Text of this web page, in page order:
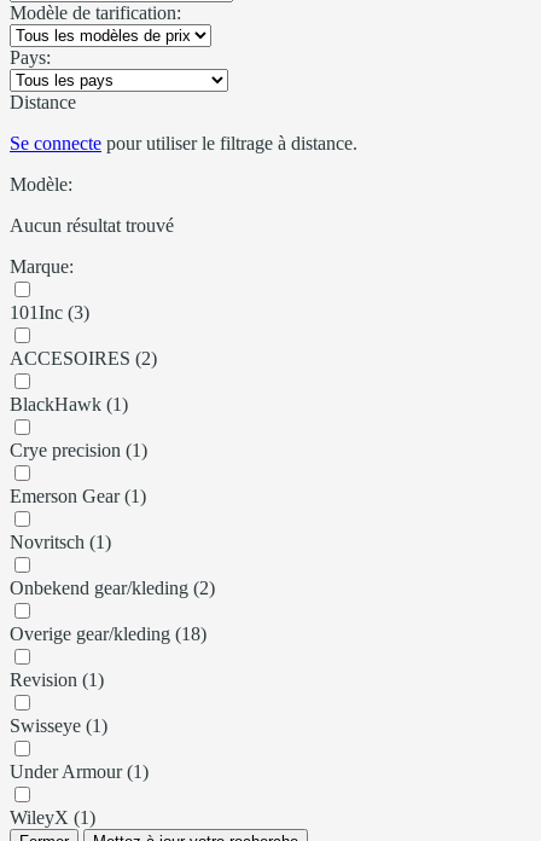
Modèle de tarification:
Pays:
Distance
Se connecte pour utiliser le filtrage à distance.
Modèle:
Aucun résultat trouvé
Marque:
101Inc (3)
ACCESOIRES (2)
BlackHawk (1)
Crye precision (1)
Emerson Gear (1)
Novritsch (1)
Onbekend gear/kleding (2)
Overige gear/kleding (18)
Revision (1)
Swisseye (1)
Under Armour (1)
WileyX (1)